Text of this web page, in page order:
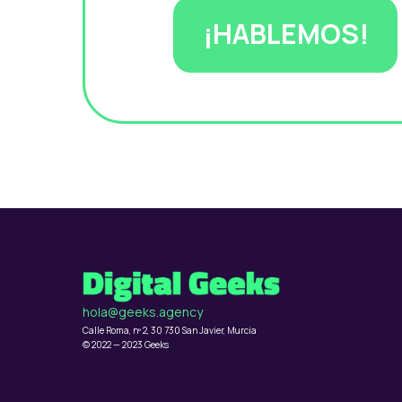
¡HABLEMOS!
© 2022 — 2023 Geeks
Calle Roma, nº 2, 30 730 San Javier, Murcia
hola@geeks.agency